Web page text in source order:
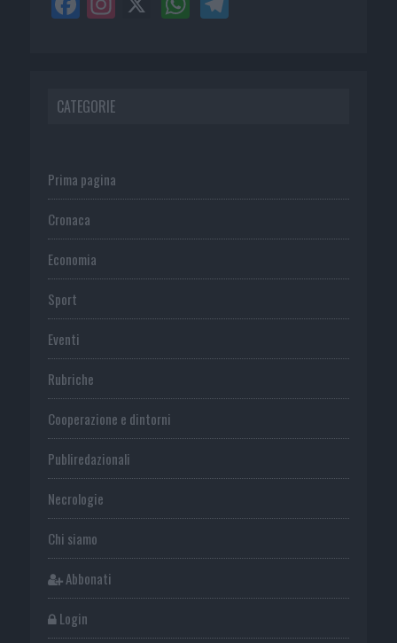
CATEGORIE
Prima pagina
Cronaca
Economia
Sport
Eventi
Rubriche
Cooperazione e dintorni
Publiredazionali
Necrologie
Chi siamo
Abbonati
Login